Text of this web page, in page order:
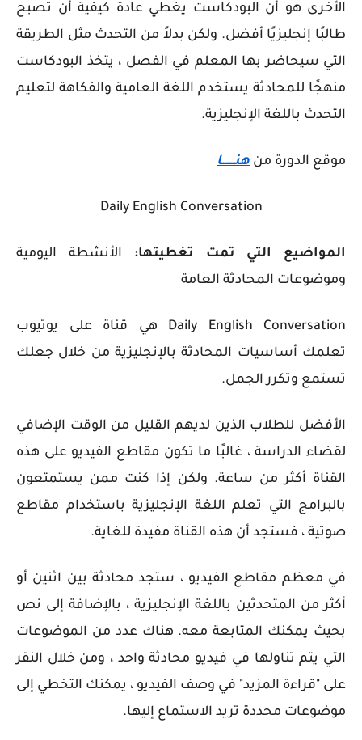
الأخرى هو أن البودكاست يغطي عادةً كيفية أن تصبح
طالبًا إنجليزيًا أفضل. ولكن بدلاً من التحدث مثل الطريقة
التي سيحاضر بها المعلم في الفصل ، يتخذ البودكاست
منهجًا للمحادثة يستخدم اللغة العامية والفكاهة لتعليم
التحدث باللغة الإنجليزية.
موقع الدورة من هنــــــــا
Daily English Conversation
المواضيع التي تمت تغطيتها: الأنشطة اليومية
وموضوعات المحادثة العامة
Daily English Conversation هي قناة على يوتيوب
تعلمك أساسيات المحادثة بالإنجليزية من خلال جعلك
تستمع وتكرر الجمل.
الأفضل للطلاب الذين لديهم القليل من الوقت الإضافي
لقضاء الدراسة ، غالبًا ما تكون مقاطع الفيديو على هذه
القناة أكثر من ساعة. ولكن إذا كنت ممن يستمتعون
بالبرامج التي تعلم اللغة الإنجليزية باستخدام مقاطع
صوتية ، فستجد أن هذه القناة مفيدة للغاية.
في معظم مقاطع الفيديو ، ستجد محادثة بين اثنين أو
أكثر من المتحدثين باللغة الإنجليزية ، بالإضافة إلى نص
بحيث يمكنك المتابعة معه. هناك عدد من الموضوعات
التي يتم تناولها في فيديو محادثة واحد ، ومن خلال النقر
على "قراءة المزيد" في وصف الفيديو ، يمكنك التخطي إلى
موضوعات محددة تريد الاستماع إليها.